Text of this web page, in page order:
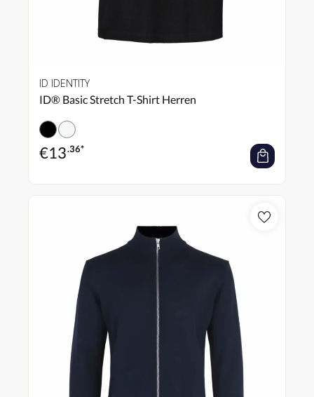
ID IDENTITY
ID® Basic Stretch T-Shirt Herren
€13.36*